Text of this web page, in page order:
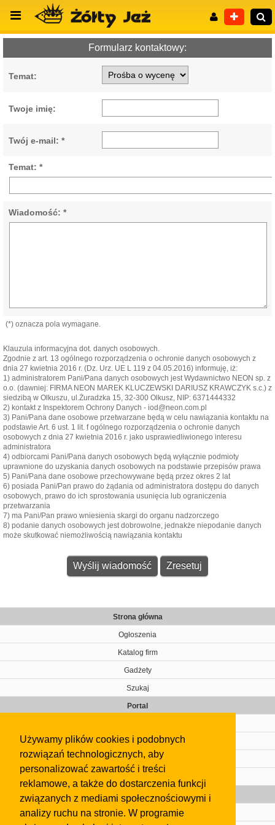
Używamy plików cookies i podobnych
rozwiązań technologicznych, aby
personalizować zawartość i treści
reklamowe, a także do dostarczenia funkcji
związanych z mediami społecznościowymi i
analizy ruchu na stronie. W programie
Formularz kontaktowy:
Temat:
Twoje imię:
Twój e-mail: *
Temat: *
Wiadomość: *
(*) oznacza pola wymagane.
Klauzula informacyjna dot. danych osobowych.
Zgodnie z art. 13 ogólnego rozporządzenia o ochronie danych osobowych z
dnia 27 kwietnia 2016 r. (Dz. Urz. UE L 119 z 04.05.2016) informuję, iż:
1) administratorem Pani/Pana danych osobowych jest Wydawnictwo NEON sp. z
o.o. (dawniej: FIRMA NEON MAREK KLUCZEWSKI DARIUSZ KRAWCZYK s.c.) z
siedzibą w Olkuszu, ul.Żuradzka 15, 32-300 Olkusz, NIP: 6371444332
2) kontakt z Inspektorem Ochrony Danych - iod@neon.com.pl
3) Pani/Pana dane osobowe przetwarzane będą w celu nawiązania kontaktu na
podstawie Art. 6 ust. 1 lit. f ogólnego rozporządzenia o ochronie danych
osobowych z dnia 27 kwietnia 2016 r. jako usprawiedliwionego interesu
administratora
4) odbiorcami Pani/Pana danych osobowych będą wyłącznie podmioty
uprawnione do uzyskania danych osobowych na podstawie przepisów prawa
5) Pani/Pana dane osobowe przechowywane będą przez okres 2 lat
6) posiada Pani/Pan prawo do żądania od administratora dostępu do danych
osobowych, prawo do ich sprostowania usunięcia lub ograniczenia
przetwarzania
7) ma Pani/Pan prawo wniesienia skargi do organu nadzorczego
8) podanie danych osobowych jest dobrowolne, jednakże niepodanie danych
może skutkować niemożliwością nawiązania kontaktu
Strona główna
Ogłoszenia
Katalog firm
Gadżety
Szukaj
Portal
Kontakt
Regulamin
Gazeta
Olkusz